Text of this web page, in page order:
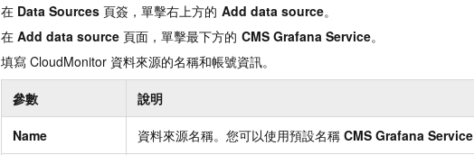
在 Data Sources 頁簽，單擊右上方的 Add data source。
在 Add data source 頁面，單擊最下方的 CMS Grafana Service。
填寫 CloudMonitor 資料來源的名稱和帳號資訊。
參數 說明
Name 資料來源名稱。您可以使用預設名稱 CMS Grafana Service